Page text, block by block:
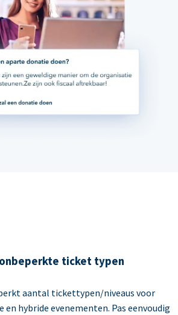
ticket typen
aantal tickettypen/niveaus voor
hybride evenementen. Pas eenvoudig